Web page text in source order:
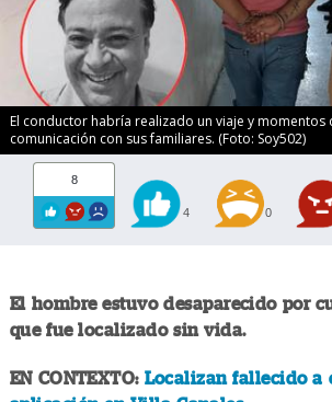
El conductor habría realizado un viaje y momentos
comunicación con sus familiares. (Foto: Soy502)
8
4 0
El hombre estuvo desaparecido por
que fue localizado sin vida.
EN CONTEXTO:Localizan fallecido a